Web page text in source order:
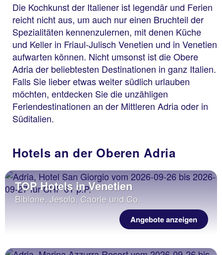
Die Kochkunst der Italiener ist legendär und Ferien
reicht nicht aus, um auch nur einen Bruchteil der
Spezialitäten kennenzulernen, mit denen Küche
und Keller in Friaul-Julisch Venetien und in Venetien
aufwarten können. Nicht umsonst ist die Obere
Adria der beliebtesten Destinationen in ganz Italien.
Falls Sie lieber etwas weiter südlich urlauben
möchten, entdecken Sie die unzähligen
Feriendestinationen an der Mittleren Adria oder in
Süditalien.
Hotels an der Oberen Adria
TOP Hotels in Venetien
Bibione, Jesolo, Caorle und Co.
Angebote anzeigen